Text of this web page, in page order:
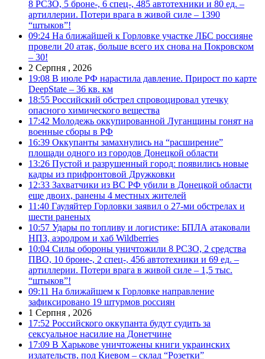
8 РСЗО, 5 броне-, 6 спец-, 485 автотехники и 80 ед. –
артиллерии. Потери врага в живой силе – 1390
“штыков”!
09:24 На ближайшей к Горловке участке ЛБС россияне
провели 20 атак, больше всего их снова на Покровском
– 30!
2 Серпня , 2026
19:08 В июле РФ нарастила давление. Прирост по карте
DeepState – 36 кв. км
18:55 Российский обстрел спровоцировал утечку
опасного химического вещества
17:42 Молодежь оккупированной Луганщины гонят на
военные сборы в РФ
16:39 Оккупанты замахнулись на “расширение”
площади одного из городов Донецкой области
13:26 Пустой и разрушенный город: появились новые
кадры из прифронтовой Дружковки
12:33 Захватчики из ВС РФ убили в Донецкой области
еще двоих, ранены 4 местных жителей
11:40 Гауляйтер Горловки заявил о 27-ми обстрелах и
шести раненых
10:57 Удары по топливу и логистике: БПЛА атаковали
НПЗ, аэродром и хаб Wildberries
10:04 Силы обороны уничтожили 8 РСЗО, 2 средства
ПВО, 10 броне-, 2 спец-, 456 автотехники и 69 ед. –
артиллерии. Потери врага в живой силе – 1,5 тыс.
“штыков”!
09:11 На ближайшем к Горловке направление
зафиксировано 19 штурмов россиян
1 Серпня , 2026
17:52 Российского оккупанта будут судить за
сексуальное насилие на Донетчине
17:09 В Харькове уничтожены книги украинских
издательств, под Киевом – склад “Розетки”